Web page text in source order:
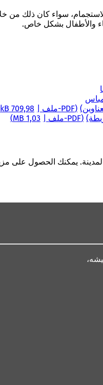
PDF-ملف
709,98 kB
PDF-ملف
1,03 MB
يمكنك الحصول على